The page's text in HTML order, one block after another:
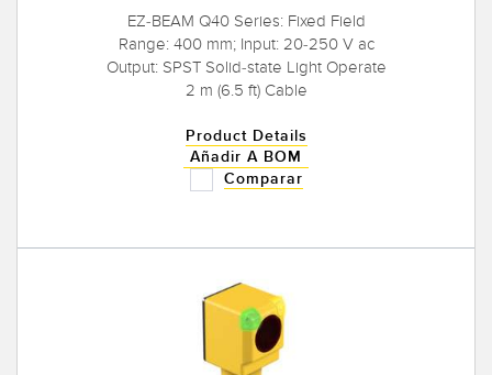
EZ-BEAM Q40 Series: Fixed Field
Range: 400 mm; Input: 20-250 V ac
Output: SPST Solid-state Light Operate
2 m (6.5 ft) Cable
Product Details
Añadir A BOM
Comparar